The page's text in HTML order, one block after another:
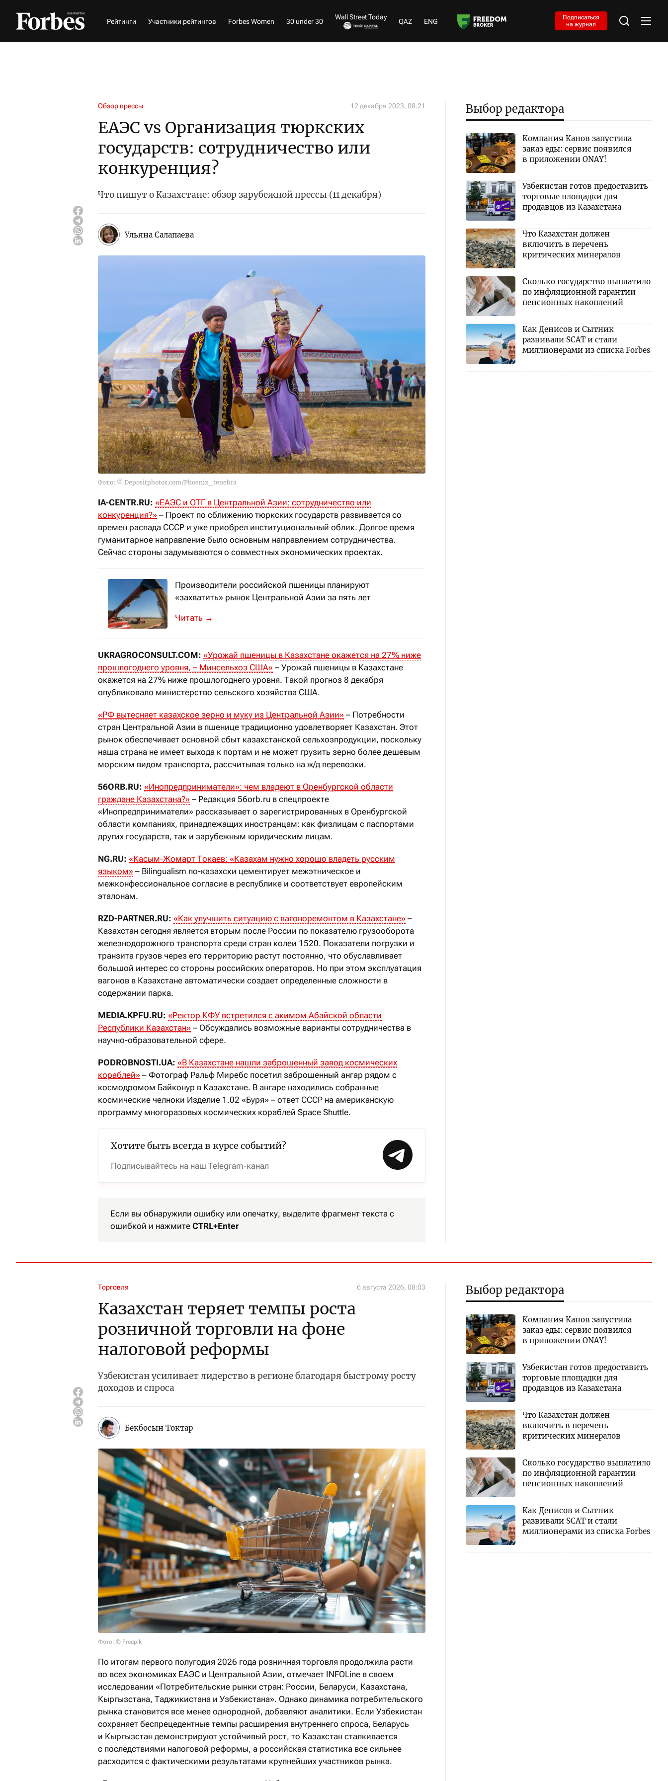
Рейтинги Участники рейтингов Forbes Women 30 under 30
Wall Street Today
QAZ ENG
Подписаться
на журнал
Обзор прессы 12 декабря 2023, 08:21
ЕАЭС vs Организация тюркских
государств: сотрудничество или
конкуренция?
Что пишут о Казахстане: обзор зарубежной прессы (11 декабря)
Ульяна Салапаева
Фото: © Depositphotos.com/Phoenix_tenebra
IA-CENTR.RU: «ЕАЭС и ОТГ в Центральной Азии: сотрудничество или
конкуренция?» – Проект по сближению тюркских государств развивается со
времен распада СССР и уже приобрел институциональный облик. Долгое время
гуманитарное направление было основным направлением сотрудничества.
Сейчас стороны задумываются о совместных экономических проектах.
Производители российской пшеницы планируют
«захватить» рынок Центральной Азии за пять лет
Она гораздо дешевле казахстанской
→
UKRAGROCONSULT.COM: «Урожай пшеницы в Казахстане окажется на 27% ниже
прошлогоднего уровня, – Минсельхоз США» – Урожай пшеницы в Казахстане
окажется на 27% ниже прошлогоднего уровня. Такой прогноз 8 декабря
опубликовало министерство сельского хозяйства США.
«РФ вытесняет казахское зерно и муку из Центральной Азии» – Потребности
стран Центральной Азии в пшенице традиционно удовлетворяет Казахстан. Этот
рынок обеспечивает основной сбыт казахстанской сельхозпродукции, поскольку
наша страна не имеет выхода к портам и не может грузить зерно более дешевым
морским видом транспорта, рассчитывая только на ж/д перевозки.
56ORB.RU: «Инопредприниматели»: чем владеют в Оренбургской области
граждане Казахстана?» – Редакция 56orb.ru в спецпроекте
«Инопредприниматели» рассказывает о зарегистрированных в Оренбургской
области компаниях, принадлежащих иностранцам: как физлицам с паспортами
других государств, так и зарубежным юридическим лицам.
NG.RU: «Касым-Жомарт Токаев: «Казахам нужно хорошо владеть русским
языком» – Bilingualism по-казахски цементирует межэтническое и
межконфессиональное согласие в республике и соответствует европейским
эталонам.
RZD-PARTNER.RU: «Как улучшить ситуацию с вагоноремонтом в Казахстане» –
Казахстан сегодня является вторым после России по показателю грузооборота
железнодорожного транспорта среди стран колеи 1520. Показатели погрузки и
транзита грузов через его территорию растут постоянно, что обуславливает
большой интерес со стороны российских операторов. Но при этом эксплуатация
вагонов в Казахстане автоматически создает определенные сложности в
содержании парка.
MEDIA.KPFU.RU: «Ректор КФУ встретился с акимом Абайской области
Республики Казахстан» – Обсуждались возможные варианты сотрудничества в
научно-образовательной сфере.
PODROBNOSTI.UA: «В Казахстане нашли заброшенный завод космических
кораблей» – Фотограф Ральф Миребс посетил заброшенный ангар рядом с
космодромом Байконур в Казахстане. В ангаре находились собранные
космические челноки Изделие 1.02 «Буря» – ответ СССР на американскую
программу многоразовых космических кораблей Space Shuttle.
Хотите быть всегда в курсе событий?
Подписывайтесь на наш Telegram-канал
Если вы обнаружили ошибку или опечатку, выделите фрагмент текста с
ошибкой и нажмите CTRL+Enter
Выбор редактора
Компания Канов запустила
заказ еды: сервис появился
в приложении ONAY!
Узбекистан готов предоставить
торговые площадки для
продавцов из Казахстана
Что Казахстан должен
включить в перечень
критических минералов
Сколько государство выплатило
по инфляционной гарантии
пенсионных накоплений
Как Денисов и Сытник
развивали SCAT и стали
миллионерами из списка Forbes
Торговля 6 августа 2026, 08:03
Казахстан теряет темпы роста
розничной торговли на фоне
налоговой реформы
Узбекистан усиливает лидерство в регионе благодаря быстрому росту
доходов и спроса
Бекбосын Токтар
Фото: © Freepik
По итогам первого полугодия 2026 года розничная торговля продолжила расти
во всех экономиках ЕАЭС и Центральной Азии, отмечает INFOLine в своем
исследовании «Потребительские рынки стран: России, Беларуси, Казахстана,
Кыргызстана, Таджикистана и Узбекистана». Однако динамика потребительского
рынка становится все менее однородной, добавляют аналитики. Если Узбекистан
сохраняет беспрецедентные темпы расширения внутреннего спроса, Беларусь
и Кыргызстан демонстрируют устойчивый рост, то Казахстан сталкивается
с последствиями налоговой реформы, а российская статистика все сильнее
расходится с фактическими результатами крупнейших участников рынка.
Выбор редактора
Компания Канов запустила
заказ еды: сервис появился
в приложении ONAY!
Узбекистан готов предоставить
торговые площадки для
продавцов из Казахстана
Что Казахстан должен
включить в перечень
критических минералов
Сколько государство выплатило
по инфляционной гарантии
пенсионных накоплений
Как Денисов и Сытник
развивали SCAT и стали
миллионерами из списка Forbes